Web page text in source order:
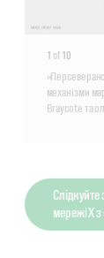
1 of 10
механізми
Braycote та
Слідкуйте
мережі Х